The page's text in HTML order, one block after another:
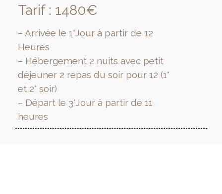
Tarif : 1480€
– Arrivée le 1°Jour à partir de 12
Heures
– Hébergement 2 nuits avec petit
déjeuner 2 repas du soir pour 12 (1°
et 2° soir)
– Départ le 3°Jour à partir de 11
heures